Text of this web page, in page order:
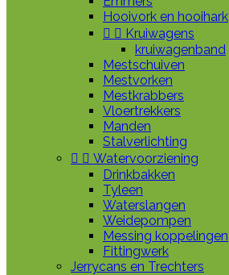
Hooivork en hooihark
  Kruiwagens
kruiwagenband
Mestschuiven
Mestvorken
Mestkrabbers
Vloertrekkers
Manden
Stalverlichting
  Watervoorziening
Drinkbakken
Tyleen
Waterslangen
Weidepompen
Messing koppelingen
Fittingwerk
Jerrycans en Trechters